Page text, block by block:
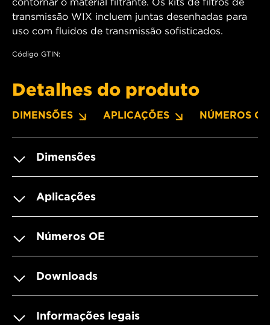
transmissão WIX incluem juntas desenhadas para
uso com fluidos de transmissão sofisticados.
Código GTIN:
Detalhes do produto
DIMENSÕES APLICAÇÕES NÚMEROS OE
Dimensões
Aplicações
Números OE
Downloads
Informações legais